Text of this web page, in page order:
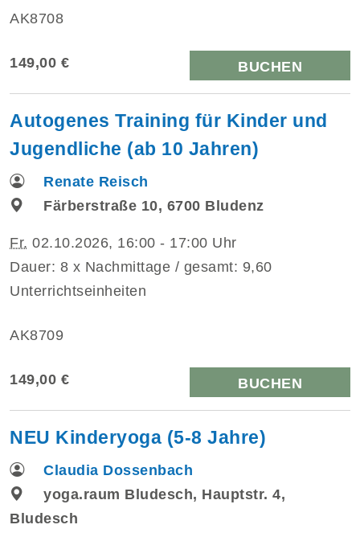
AK8708
149,00 € BUCHEN
Autogenes Training für Kinder und
Jugendliche (ab 10 Jahren)
Renate Reisch
Färberstraße 10, 6700 Bludenz
Fr. 02.10.2026, 16:00 - 17:00 Uhr
Dauer: 8 x Nachmittage / gesamt: 9,60
Unterrichtseinheiten
AK8709
149,00 € BUCHEN
NEU Kinderyoga (5-8 Jahre)
Claudia Dossenbach
yoga.raum Bludesch, Hauptstr. 4,
Bludesch